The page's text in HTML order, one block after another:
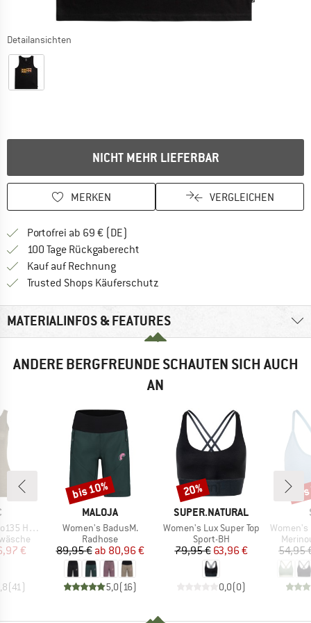
Detailansichten
NICHT MEHR LIEFERBAR
MERKEN VERGLEICHEN
Portofrei ab 69 € (DE)
100 Tage Rückgaberecht
Kauf auf RechnungFinde die Zahlungs-Infos hier! Öffnet
Trusted Shops Käuferschutz
MATERIALINFOS & FEATURES
ANDERE BERGFREUNDE SCHAUTEN SICH AUCH
AN
Tank
Preis
€
(41 )
MARKE
MALOJA
Artikel
Women's BadusM.
Produktgruppe
Radhose
Preis
89,95 € reduzierter Preis
ab 80,96 €
5,0(16)
Rabatt
bis 10%
MARKE
SUPER.NATURAL
Artikel
Women's Lux Super Top
Produktgruppe
Sport-BH
Preis
79,95 €reduzierter Preis
63,96 €
0,0(0)
Rabatt
20%
Artikel
Women's
54,95